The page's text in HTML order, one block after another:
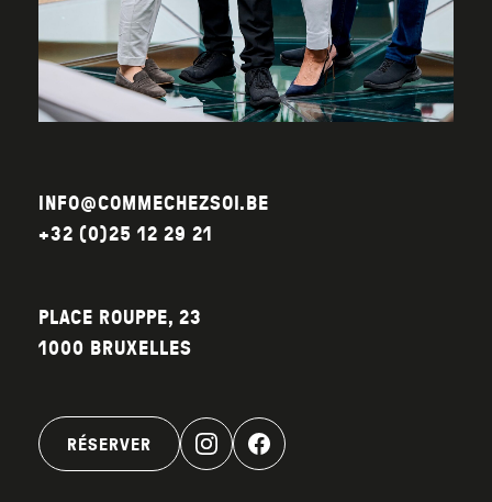
INFO@COMMECHEZSOI.BE
+32 (0)25 12 29 21
PLACE ROUPPE, 23
1000 BRUXELLES
RÉSERVER